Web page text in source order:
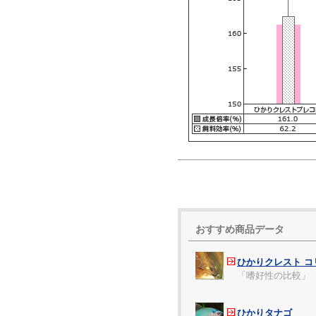
おすすめ商品データ
ひかりクレスト コ
「嗜好性の比較」
ひかりタナゴ